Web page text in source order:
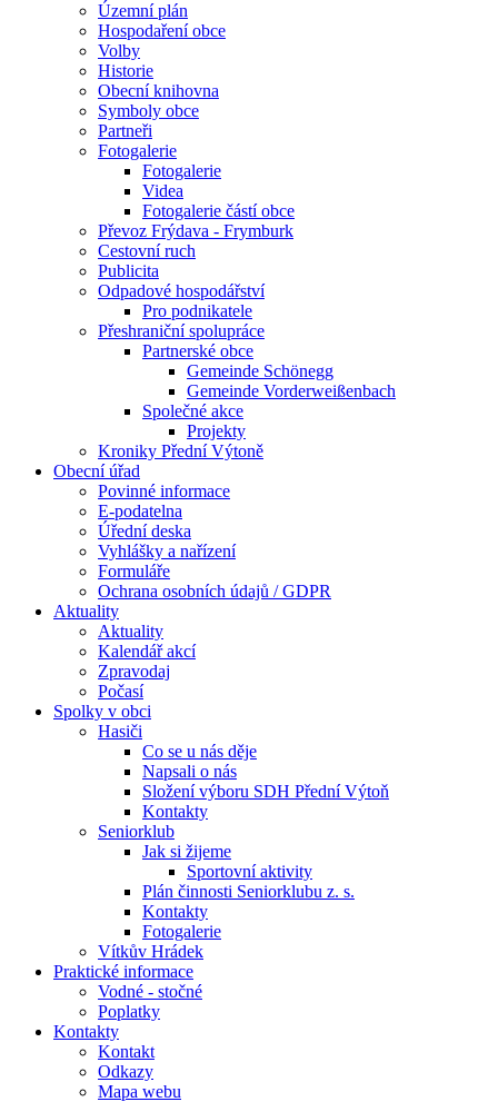
Územní plán
Hospodaření obce
Volby
Historie
Obecní knihovna
Symboly obce
Partneři
Fotogalerie
Fotogalerie
Videa
Fotogalerie částí obce
Převoz Frýdava - Frymburk
Cestovní ruch
Publicita
Odpadové hospodářství
Pro podnikatele
Přeshraniční spolupráce
Partnerské obce
Gemeinde Schönegg
Gemeinde Vorderweißenbach
Společné akce
Projekty
Kroniky Přední Výtoně
Obecní úřad
Povinné informace
E-podatelna
Úřední deska
Vyhlášky a nařízení
Formuláře
Ochrana osobních údajů / GDPR
Aktuality
Aktuality
Kalendář akcí
Zpravodaj
Počasí
Spolky v obci
Hasiči
Co se u nás děje
Napsali o nás
Složení výboru SDH Přední Výtoň
Kontakty
Seniorklub
Jak si žijeme
Sportovní aktivity
Plán činnosti Seniorklubu z. s.
Kontakty
Fotogalerie
Vítkův Hrádek
Praktické informace
Vodné - stočné
Poplatky
Kontakty
Kontakt
Odkazy
Mapa webu